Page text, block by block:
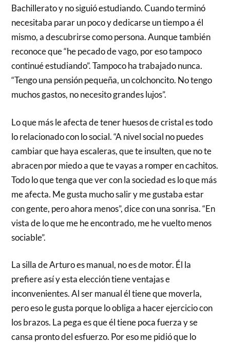
Bachillerato y no siguió estudiando. Cuando terminó
necesitaba parar un poco y dedicarse un tiempo a él
mismo, a descubrirse como persona. Aunque también
reconoce que “he pecado de vago, por eso tampoco
continué estudiando”. Tampoco ha trabajado nunca.
“Tengo una pensión pequeña, un colchoncito. No tengo
muchos gastos, no necesito grandes lujos”.
Lo que más le afecta de tener huesos de cristal es todo
lo relacionado con lo social. “A nivel social no puedes
cambiar que haya escaleras, que te insulten, que no te
abracen por miedo a que te vayas a romper en cachitos.
Todo lo que tenga que ver con la sociedad es lo que más
me afecta. Me gusta mucho salir y me gustaba estar
con gente, pero ahora menos”, dice con una sonrisa. “En
vista de lo que me he encontrado, me he vuelto menos
sociable”.
La silla de Arturo es manual, no es de motor. Él la
prefiere así y esta elección tiene ventajas e
inconvenientes. Al ser manual él tiene que moverla,
pero eso le gusta porque lo obliga a hacer ejercicio con
los brazos. La pega es que él tiene poca fuerza y se
cansa pronto del esfuerzo. Por eso me pidió que lo